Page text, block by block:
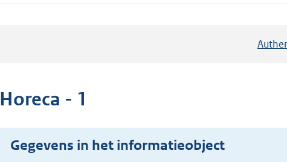
Horeca - 1
Gegevens in het informatieobject